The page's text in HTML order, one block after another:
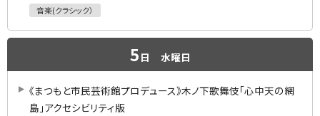
音楽(クラシック）
5 日 水曜日
《まつもと市民芸術館プロデュース》木ノ下歌舞伎「心中天の網
島」アクセシビリティ版